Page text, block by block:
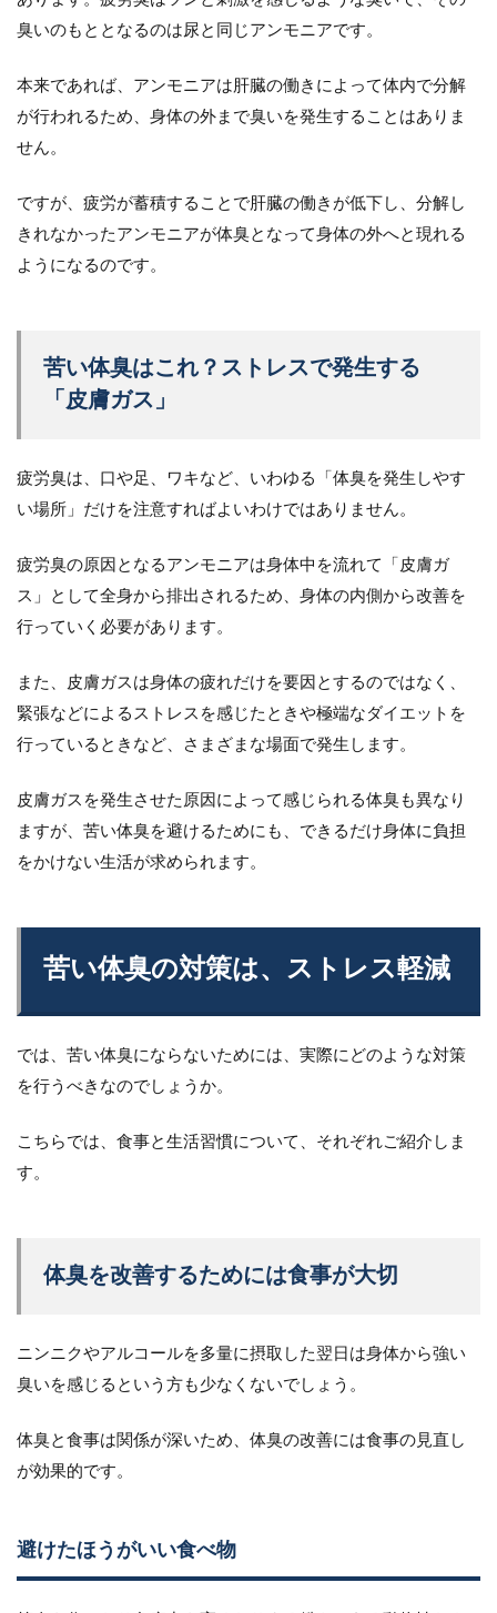
臭いのもととなるのは尿と同じアンモニアです。
本来であれば、アンモニアは肝臓の働きによって体内で分解
が行われるため、身体の外まで臭いを発生することはありま
せん。
ですが、疲労が蓄積することで肝臓の働きが低下し、分解し
きれなかったアンモニアが体臭となって身体の外へと現れる
ようになるのです。
苦い体臭はこれ？ストレスで発生する
「皮膚ガス」
疲労臭は、口や足、ワキなど、いわゆる「体臭を発生しやす
い場所」だけを注意すればよいわけではありません。
疲労臭の原因となるアンモニアは身体中を流れて「皮膚ガ
ス」として全身から排出されるため、身体の内側から改善を
行っていく必要があります。
また、皮膚ガスは身体の疲れだけを要因とするのではなく、
緊張などによるストレスを感じたときや極端なダイエットを
行っているときなど、さまざまな場面で発生します。
皮膚ガスを発生させた原因によって感じられる体臭も異なり
ますが、苦い体臭を避けるためにも、できるだけ身体に負担
をかけない生活が求められます。
苦い体臭の対策は、ストレス軽減
では、苦い体臭にならないためには、実際にどのような対策
を行うべきなのでしょうか。
こちらでは、食事と生活習慣について、それぞれご紹介しま
す。
体臭を改善するためには食事が大切
ニンニクやアルコールを多量に摂取した翌日は身体から強い
臭いを感じるという方も少なくないでしょう。
体臭と食事は関係が深いため、体臭の改善には食事の見直し
が効果的です。
避けたほうがいい食べ物